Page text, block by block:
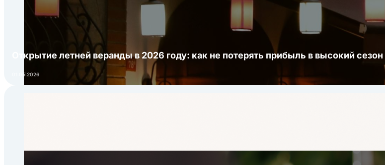
Открытие летней веранды в 2026 году: как не потерять прибыль в высокий сезон
01.05.2026